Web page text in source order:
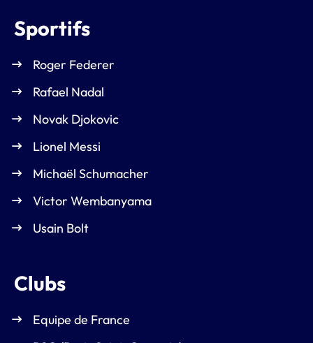
Sportifs
Roger Federer
Rafael Nadal
Novak Djokovic
Lionel Messi
Michaël Schumacher
Victor Wembanyama
Usain Bolt
Clubs
Equipe de France